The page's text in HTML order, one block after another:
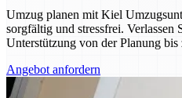
Umzug planen mit Kiel
sorgfältig und stressfrei. Verlassen
Unterstützung von der Planung
Angebot anfordern